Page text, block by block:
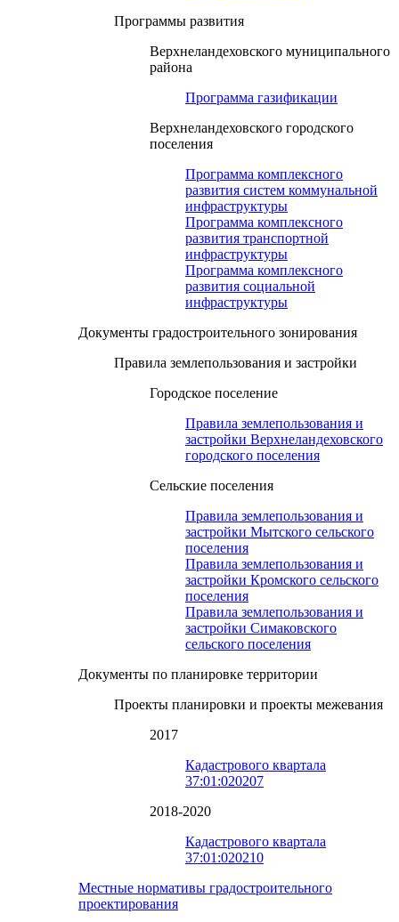
Программы развития
Верхнеландеховского муниципального
района
Программа газификации
Верхнеландеховского городского
поселения
Программа комплексного
развития систем коммунальной
инфраструктуры
Программа комплексного
развития транспортной
инфраструктуры
Программа комплексного
развития социальной
инфраструктуры
Документы градостроительного зонирования
Правила землепользования и застройки
Городское поселение
Правила землепользования и
застройки Верхнеландеховского
городского поселения
Сельские поселения
Правила землепользования и
застройки Мытского сельского
поселения
Правила землепользования и
застройки Кромского сельского
поселения
Правила землепользования и
застройки Симаковского
сельского поселения
Документы по планировке территории
Проекты планировки и проекты межевания
2017
Кадастрового квартала
37:01:020207
2018-2020
Кадастрового квартала
37:01:020210
Местные нормативы градостроительного
проектирования